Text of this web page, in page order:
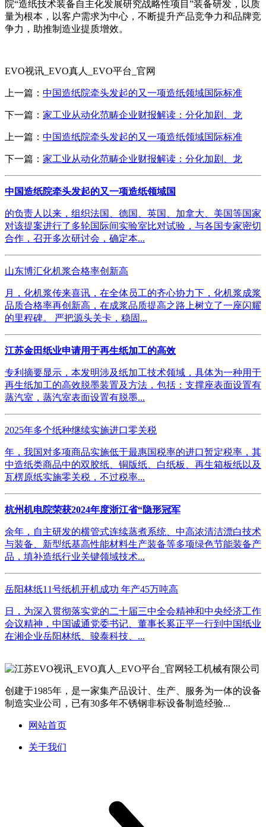
院“造纸技术装备自主化发展研究战略性项目”装备研发，以质
量为根本，以客户需求为中心，不断提升产品竞争力和品牌竞
争力，助推制造业提质增效。
EVO视讯_EVO真人_EVO平台_官网
上一篇： 中国造纸院牵头发起的又一项造纸领域国际标准
下一篇： 家工业从动化范畴企业财报解读：分化加剧、龙
上一篇： 中国造纸院牵头发起的又一项造纸领域国际标准
下一篇： 家工业从动化范畴企业财报解读：分化加剧、龙
中国造纸院牵头发起的又一项造纸领域国
的负责人以来，组织法国、德国、英国、加拿大、美国等国家
对该提案进行了多轮国际间实验室比对试验，与各国专家密切
合作，召开多次研讨会，确定本...
山东博汇化机浆合格率创新高
月，化机浆传来喜讯，在全体员工的齐心协力下，化机浆成浆
品质合格率再创新高，在成浆品质提高之路上树立了一座闪耀
的里程碑。 严把源头关卡，稳固...
江苏金田纸业申请用于再生纸加工的高效
专利摘要显示，本发明涉及纸加工技术领域，具体为一种用于
再生纸加工的高效脱墨装置及方法，包括：支撑座表面设置有
蒸汽室，蒸汽室表面设置有脱墨...
2025年多个纸种继续实施进口零关税
年，我国对多项商品实施低于最惠国税率的进口暂定税率，其
中造纸类商品中的双胶纸、铜版纸、白纸板、再生箱板纸以及
瓦楞原纸实施零关税，不过税率...
杭州机电院荣获2024年度浙江省“隐形冠军
余年，自主研发的横管式连续蒸煮系统、中高浓清洁漂白技术
与装备、新型纸基高性能材料生产装备等多项绿色节能装备产
品，填补造纸行业关键领域技术...
岳阳林纸11号纸机开机成功 年产45万吨高
日，为深入贯彻落实党的二十届三中全会精神和中央经济工作
会议精神，中国诚通党委书记、董事长奚正平一行到中国纸业
在湘企业岳阳林纸、骏泰科技、...
创建于1985年，是一家集产品设计、生产、服务为一体的设备
制造实业公司，已有30多年不锈钢非标设备制造经验...
网站首页
关于我们